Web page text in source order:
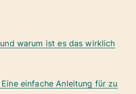
warum ist es das wirklich
einfache Anleitung für zu